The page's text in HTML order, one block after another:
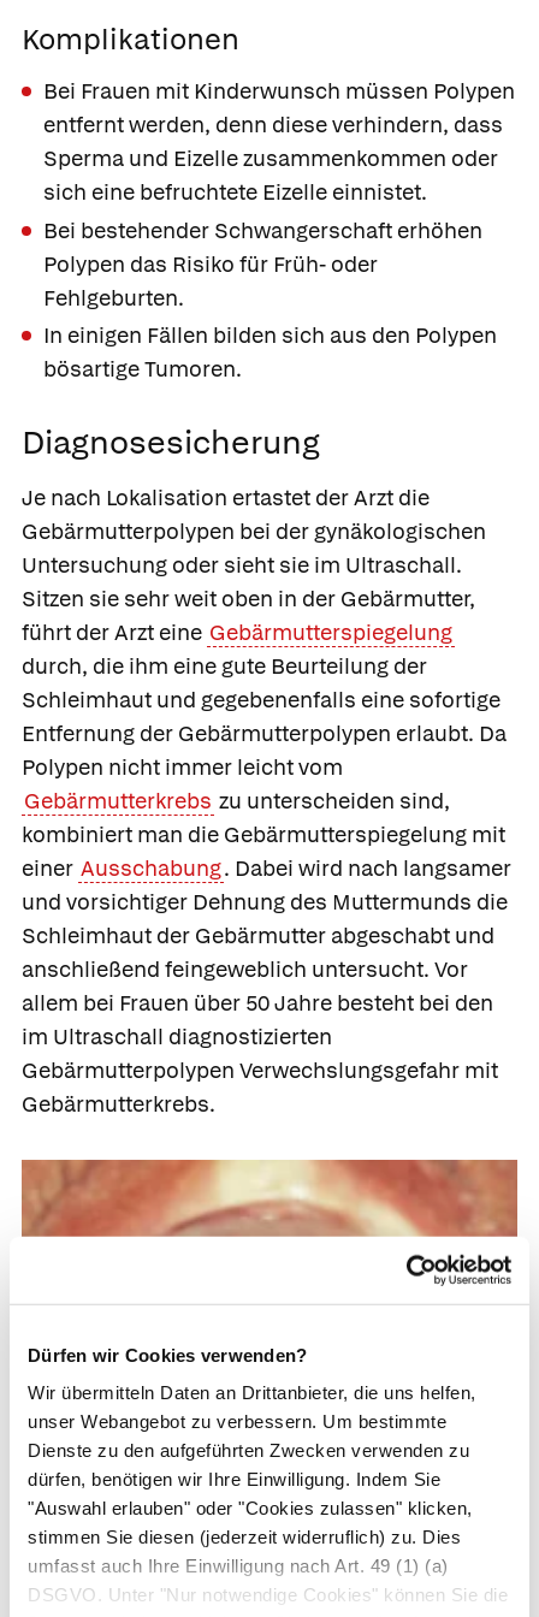
Dürfen wir Cookies verwenden?
Wir übermitteln Daten an Drittanbieter, die uns helfen,
unser Webangebot zu verbessern. Um bestimmte
Dienste zu den aufgeführten Zwecken verwenden zu
dürfen, benötigen wir Ihre Einwilligung. Indem Sie
"Auswahl erlauben" oder "Cookies zulassen" klicken,
stimmen Sie diesen (jederzeit widerruflich) zu. Dies
umfasst auch Ihre Einwilligung nach Art. 49 (1) (a)
DSGVO. Unter "Nur notwendige Cookies" können Sie die
Komplikationen
Bei Frauen mit Kinderwunsch müssen Polypen
entfernt werden, denn diese verhindern, dass
Sperma und Eizelle zusammenkommen oder
sich eine befruchtete Eizelle einnistet.
Bei bestehender Schwangerschaft erhöhen
Polypen das Risiko für Früh- oder
Fehlgeburten.
In einigen Fällen bilden sich aus den Polypen
bösartige Tumoren.
Diagnosesicherung
Je nach Lokalisation ertastet der Arzt die
Gebärmutterpolypen bei der gynäkologischen
Untersuchung oder sieht sie im Ultraschall.
Sitzen sie sehr weit oben in der Gebärmutter,
führt der Arzt eine Gebärmutterspiegelung
durch, die ihm eine gute Beurteilung der
Schleimhaut und gegebenenfalls eine sofortige
Entfernung der Gebärmutterpolypen erlaubt. Da
Polypen nicht immer leicht vom
Gebärmutterkrebs zu unterscheiden sind,
kombiniert man die Gebärmutterspiegelung mit
einer Ausschabung. Dabei wird nach langsamer
und vorsichtiger Dehnung des Muttermunds die
Schleimhaut der Gebärmutter abgeschabt und
anschließend feingeweblich untersucht. Vor
allem bei Frauen über 50 Jahre besteht bei den
im Ultraschall diagnostizierten
Gebärmutterpolypen Verwechslungsgefahr mit
Gebärmutterkrebs.